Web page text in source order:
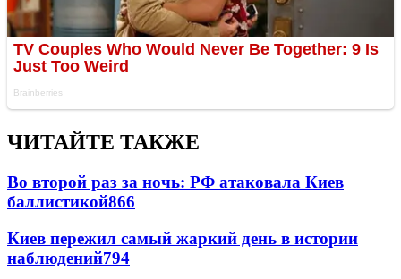
ЧИТАЙТЕ ТАКЖЕ
Во второй раз за ночь: РФ атаковала Киев
баллистикой866
Киев пережил самый жаркий день в истории
наблюдений794